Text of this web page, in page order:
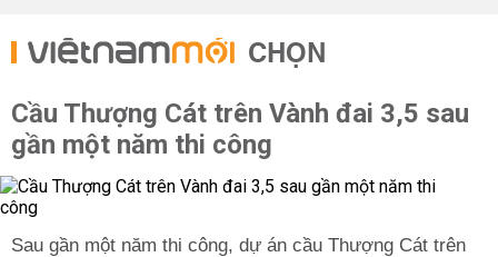
CHỌN
Cầu Thượng Cát trên Vành đai 3,5 sau
gần một năm thi công
Sau gần một năm thi công, dự án cầu Thượng Cát trên